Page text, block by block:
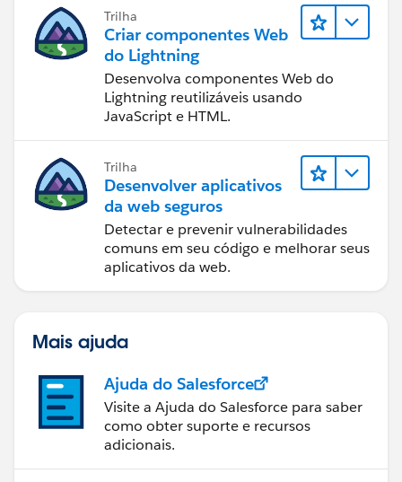
Trilha
Criar componentes Web
do Lightning
Desenvolva componentes Web do
Lightning reutilizáveis usando
JavaScript e HTML.
Trilha
Desenvolver aplicativos
da web seguros
Detectar e prevenir vulnerabilidades
comuns em seu código e melhorar seus
aplicativos da web.
Mais ajuda
Ajuda do Salesforce
Visite a Ajuda do Salesforce para saber
como obter suporte e recursos
adicionais.